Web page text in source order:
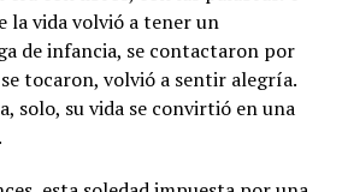
la vida volvió a tener un
de infancia, se contactaron por
tocaron, volvió a sentir alegría.
solo, su vida se convirtió en una